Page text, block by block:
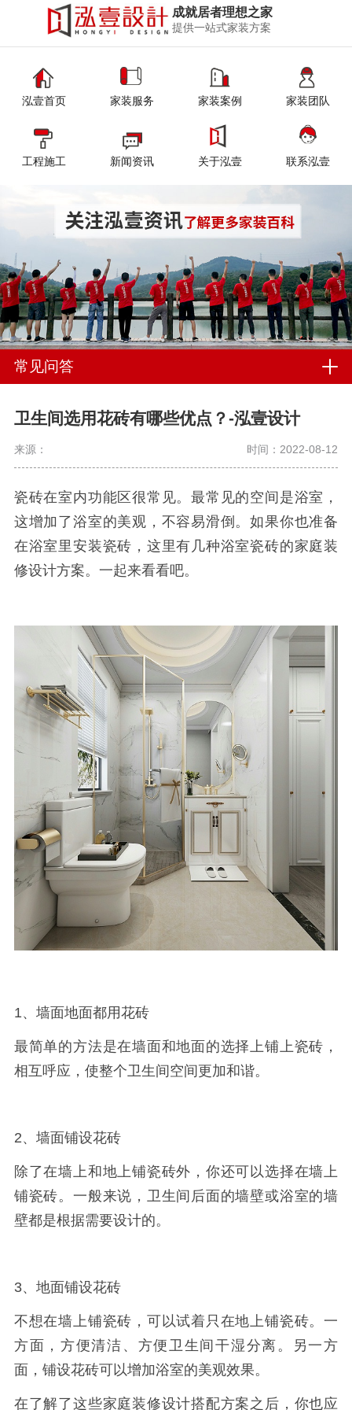
成就居者理想之家
提供一站式家装方案
泓壹首页 家装服务 家装案例 家装团队
工程施工 新闻资讯 关于泓壹 联系泓壹
常见问答
卫生间选用花砖有哪些优点？-泓壹设计
来源： 时间：2022-08-12
瓷砖在室内功能区很常见。最常见的空间是浴室，
这增加了浴室的美观，不容易滑倒。如果你也准备
在浴室里安装瓷砖，这里有几种浴室瓷砖的家庭装
修设计方案。一起来看看吧。
1、墙面地面都用花砖
最简单的方法是在墙面和地面的选择上铺上瓷砖，
相互呼应，使整个卫生间空间更加和谐。
2、墙面铺设花砖
除了在墙上和地上铺瓷砖外，你还可以选择在墙上
铺瓷砖。一般来说，卫生间后面的墙壁或浴室的墙
壁都是根据需要设计的。
3、地面铺设花砖
不想在墙上铺瓷砖，可以试着只在地上铺瓷砖。一
方面，方便清洁、方便卫生间干湿分离。另一方
面，铺设花砖可以增加浴室的美观效果。
在了解了这些家庭装修设计搭配方案之后，你也应